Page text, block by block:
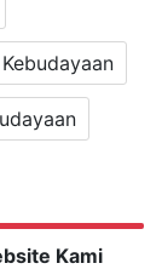
Kami